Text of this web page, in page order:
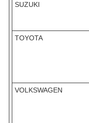
SUZUKI
TOYOTA
VOLKSWAGEN